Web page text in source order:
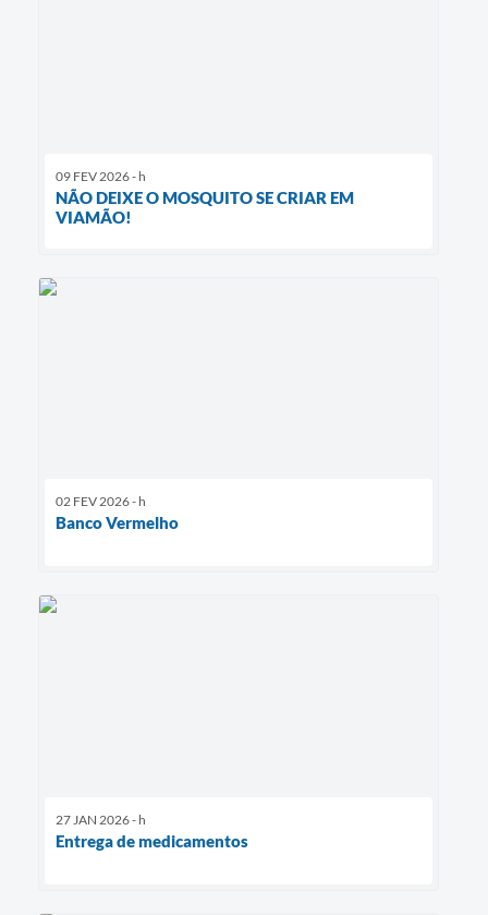
09 FEV 2026 - h
NÃO DEIXE O MOSQUITO SE CRIAR EM
VIAMÃO!
02 FEV 2026 - h
Banco Vermelho
27 JAN 2026 - h
Entrega de medicamentos